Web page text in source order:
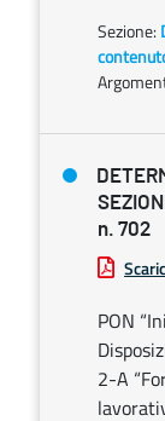
Sezione:
n. 702
PON
2-A